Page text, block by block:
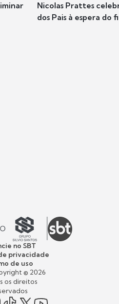
Nicolas Prattes
dos Pais à espera do
no SBT
privacidade
de uso
© 2026
os direitos